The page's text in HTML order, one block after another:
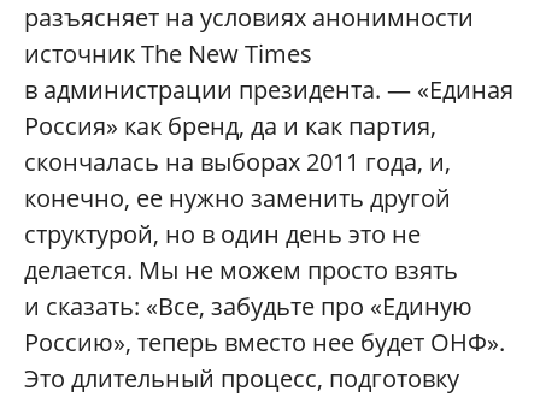
разъясняет на условиях анонимности
источник The New Times
в администрации президента. — «Единая
Россия» как бренд, да и как партия,
скончалась на выборах 2011 года, и,
конечно, ее нужно заменить другой
структурой, но в один день это не
делается. Мы не можем просто взять
и сказать: «Все, забудьте про «Единую
Россию», теперь вместо нее будет ОНФ».
Это длительный процесс, подготовку